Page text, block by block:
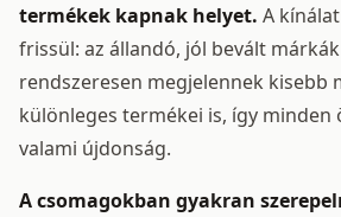
termékek kapnak helyet. A
frissül: az állandó, jól bevált
rendszeresen megjelennek kisebb
különleges termékei is, így minden
valami újdonság.
A csomagokban gyakran